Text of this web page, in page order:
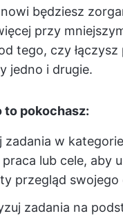
będziesz
przy
tego, czy łączysz
jedno i drugie.
to pokochasz:
zadania w
lub cele, aby
przegląd swojego
zadania na